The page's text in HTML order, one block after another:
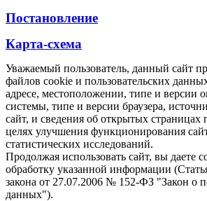
Постановление
Карта-схема
Уважаемый пользователь, данный сайт
файлов cookie и пользовательских
адресе, местоположении, типе и версии
системы, типе и версии браузера,
сайт, и сведения об открытых страницах
целях улучшения функционирования
статистических исследований.
Продолжая использовать сайт, вы даете
обработку указанной информации
закона от 27.07.2006 № 152-ФЗ "Закон о
данных").